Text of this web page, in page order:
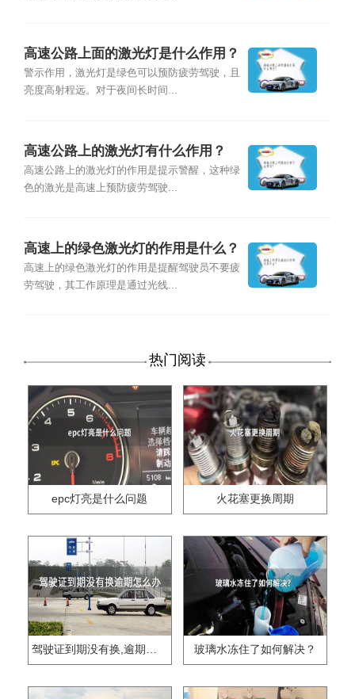
高速公路上面的激光灯是什么作用？
警示作用，激光灯是绿色可以预防疲劳驾驶，且
亮度高射程远。对于夜间长时间...
高速公路上的激光灯有什么作用？
高速公路上的激光灯的作用是提示警醒，这种绿
色的激光是高速上预防疲劳驾驶...
高速上的绿色激光灯的作用是什么？
高速上的绿色激光灯的作用是提醒驾驶员不要疲
劳驾驶，其工作原理是通过光线...
热门阅读
epc灯亮是什么问题 火花塞更换周期
驾驶证到期没有换,逾期怎么办?? 玻璃水冻住了如何解决？